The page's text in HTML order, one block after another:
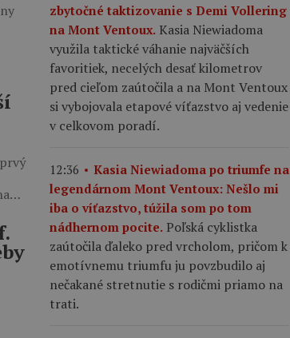
zbytočné taktizovanie s Demi Vollering
na Mont Ventoux. Kasia Niewiadoma
využila taktické váhanie najväčších
favoritiek, necelých desať kilometrov
pred cieľom zaútočila a na Mont Ventoux
si vybojovala etapové víťazstvo aj vedenie
v celkovom poradí.
12:36
Kasia Niewiadoma po triumfe na
legendárnom Mont Ventoux: Nešlo mi
iba o víťazstvo, túžila som po tom
nádhernom pocite. Poľská cyklistka
zaútočila ďaleko pred vrcholom, pričom k
emotívnemu triumfu ju povzbudilo aj
nečakané stretnutie s rodičmi priamo na
trati.